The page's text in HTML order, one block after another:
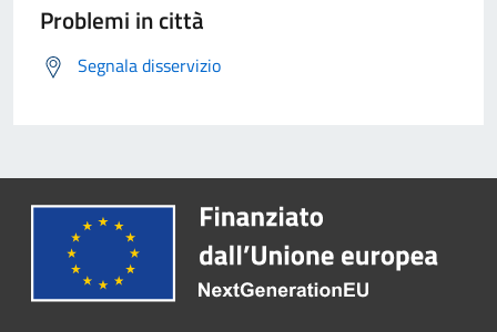
Problemi in città
Segnala disservizio